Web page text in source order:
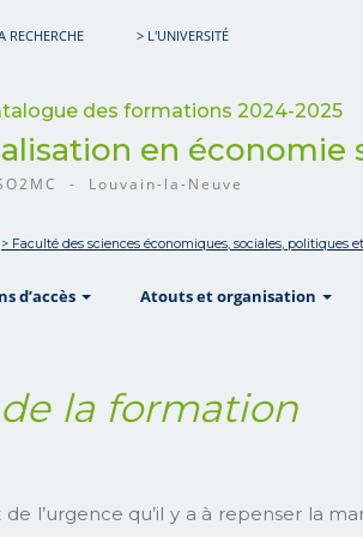
RECHERCHE > L'UNIVERSITÉ
des formations 2024-2025
en économie
- Louvain-la-Neuve
> Faculté des sciences économiques, sociales, politiques
d’accès showAtouts et organisation
la formation
l’urgence qu’il y a à repenser la